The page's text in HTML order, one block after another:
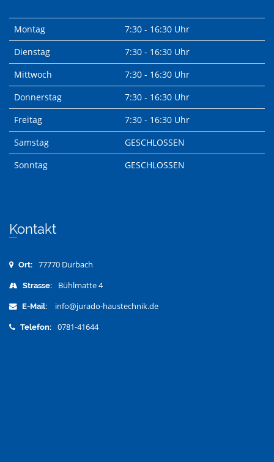
Montag
7:30 - 16:30 Uhr
Dienstag
7:30 - 16:30 Uhr
Mittwoch
7:30 - 16:30 Uhr
Donnerstag
7:30 - 16:30 Uhr
Freitag
7:30 - 16:30 Uhr
Samstag
GESCHLOSSEN
Sonntag
GESCHLOSSEN
Kontakt
Ort: 77770 Durbach
Strasse: Bühlmatte 4
E-Mail: info@jurado-haustechnik.de
Telefon: 0781-41644